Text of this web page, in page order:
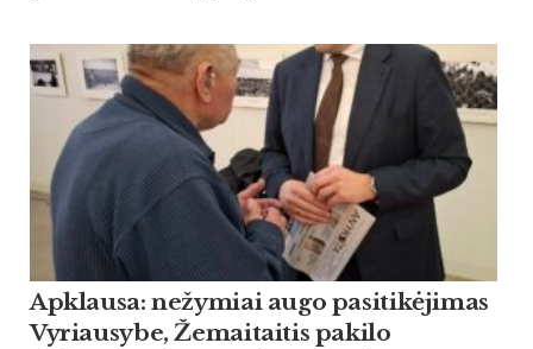
Apklausa: nežymiai augo pasitikėjimas
Vyriausybe, Žemaitaitis pakilo